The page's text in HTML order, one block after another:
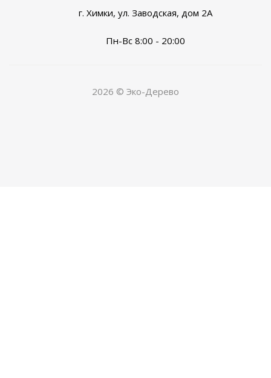
г. Химки, ул. Заводская, дом 2А
Пн-Вс 8:00 - 20:00
2026 © Эко-Дерево